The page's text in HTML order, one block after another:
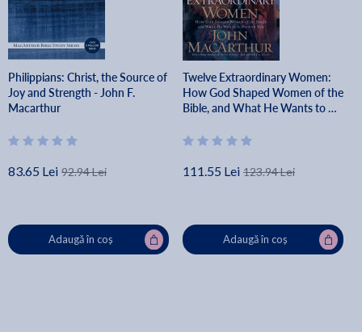
Philippians: Christ, the Source of
Joy and Strength - John F.
Macarthur
83.65 Lei 92.94 Lei
Adaugă în coș
Twelve Extraordinary Women:
How God Shaped Women of the
Bible, and What He Wants to Do
111.55 Lei 123.94 Lei
Adaugă în coș